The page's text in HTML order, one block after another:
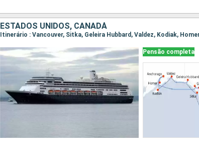
ESTADOS UNIDOS, CANADÁ
Pensão completa